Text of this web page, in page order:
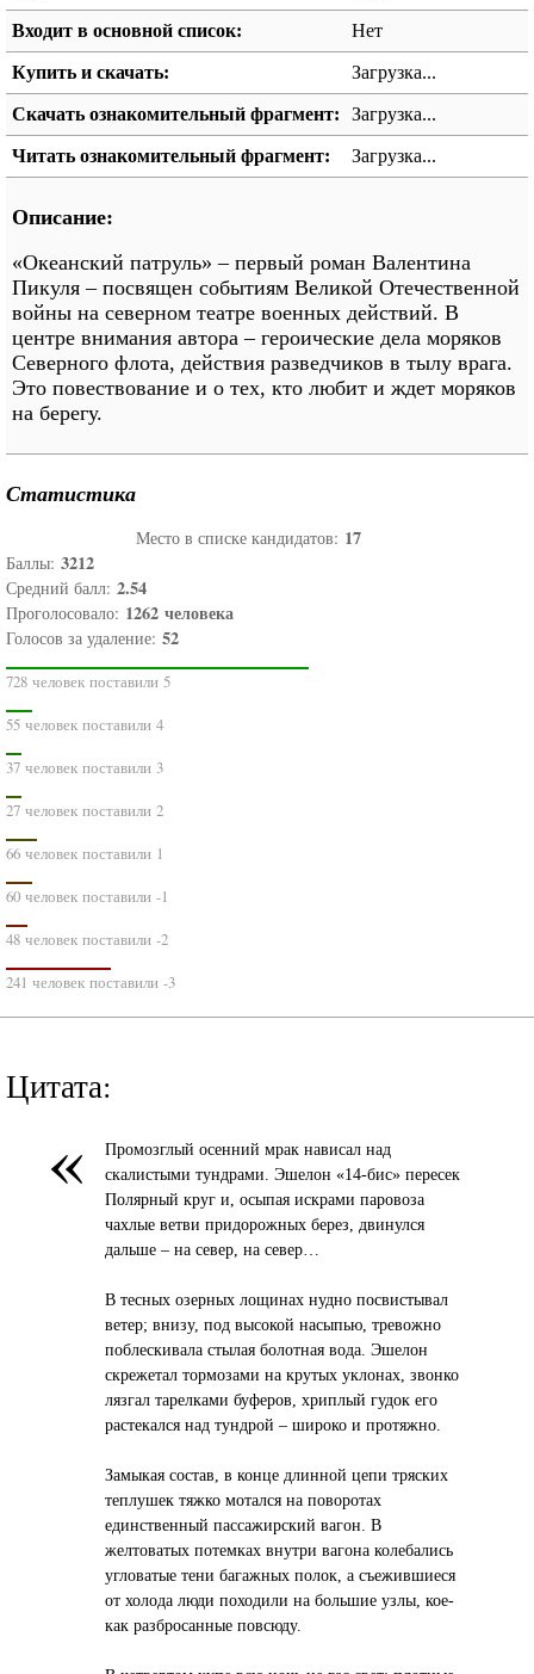
Входит в основной список: Нет
Купить и скачать: Загрузка...
Скачать ознакомительный фрагмент: Загрузка...
Читать ознакомительный фрагмент: Загрузка...
Описание:
«Океанский патруль» – первый роман Валентина
Пикуля – посвящен событиям Великой Отечественной
войны на северном театре военных действий. В
центре внимания автора – героические дела моряков
Северного флота, действия разведчиков в тылу врага.
Это повествование и о тех, кто любит и ждет моряков
на берегу.
Статистика
Место в списке кандидатов: 17
Баллы: 3212
Средний балл: 2.54
Проголосовало: 1262 человека
Голосов за удаление: 52
728 человек поставили 5
55 человек поставили 4
37 человек поставили 3
27 человек поставили 2
66 человек поставили 1
60 человек поставили -1
48 человек поставили -2
241 человек поставили -3
Цитата:
«
Промозглый осенний мрак нависал над
скалистыми тундрами. Эшелон «14-бис» пересек
Полярный круг и, осыпая искрами паровоза
чахлые ветви придорожных берез, двинулся
дальше – на север, на север…
В тесных озерных лощинах нудно посвистывал
ветер; внизу, под высокой насыпью, тревожно
поблескивала стылая болотная вода. Эшелон
скрежетал тормозами на крутых уклонах, звонко
лязгал тарелками буферов, хриплый гудок его
растекался над тундрой – широко и протяжно.
Замыкая состав, в конце длинной цепи тряских
теплушек тяжко мотался на поворотах
единственный пассажирский вагон. В
желтоватых потемках внутри вагона колебались
угловатые тени багажных полок, а съежившиеся
от холода люди походили на большие узлы, кое-
как разбросанные повсюду.